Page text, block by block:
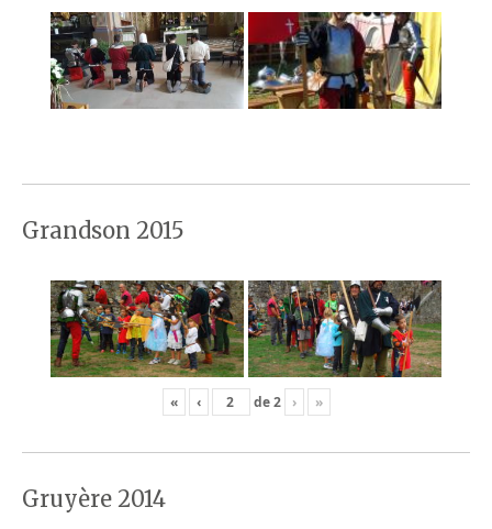
Grandson 2015
« ‹ de2 › »
Gruyère 2014